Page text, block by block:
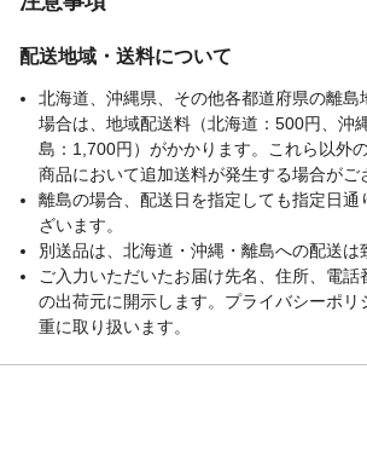
配送地域・送料について
北海道、沖縄県、その他各都道府県の離島
場合は、地域配送料（北海道：500円、沖
島：1,700円）がかかります。これら以外
商品において追加送料が発生する場合がご
離島の場合、配送日を指定しても指定日通
ざいます。
別送品は、北海道・沖縄・離島への配送は
ご入力いただいたお届け先名、住所、電話
の出荷元に開示します。プライバシーポリ
重に取り扱います。